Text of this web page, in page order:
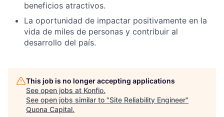
beneficios atractivos.
La oportunidad de impactar positivamente en la
vida de miles de personas y contribuir al
desarrollo del país.
This job is no longer accepting applications
See open jobs at Konfio.
See open jobs similar to "Site Reliability Engineer"
Quona Capital.